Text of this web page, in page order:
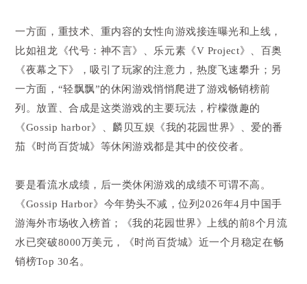
一方面，重技术、重内容的女性向游戏接连曝光和上线，
比如祖龙《代号：神不言》、乐元素《V Project》、百奥
《夜幕之下》，吸引了玩家的注意力，热度飞速攀升；另
一方面，“轻飘飘”的休闲游戏悄悄爬进了游戏畅销榜前
列。放置、合成是这类游戏的主要玩法，柠檬微趣的
《Gossip harbor》、麟贝互娱《我的花园世界》、爱的番
茄《时尚百货城》等休闲游戏都是其中的佼佼者。
要是看流水成绩，后一类休闲游戏的成绩不可谓不高。
《Gossip Harbor》今年势头不减，位列2026年4月中国手
游海外市场收入榜首；《我的花园世界》上线的前8个月流
水已突破8000万美元，《时尚百货城》近一个月稳定在畅
销榜Top 30名。